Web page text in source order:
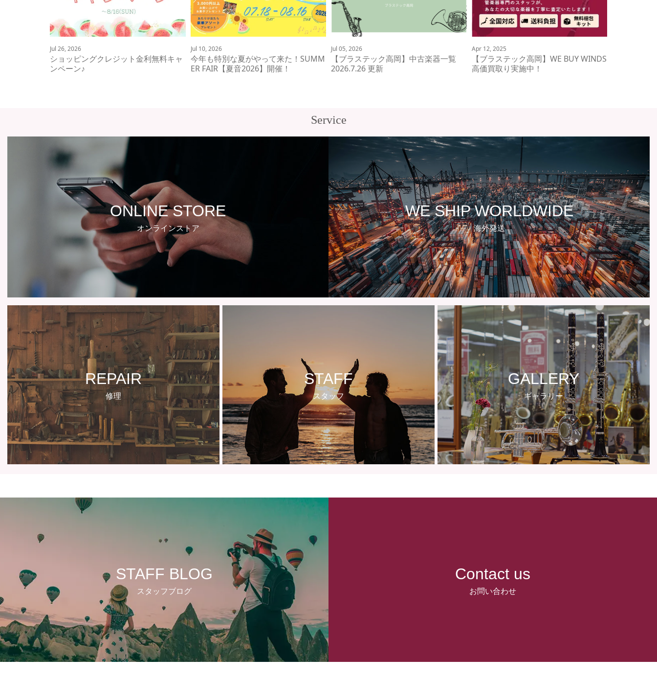
Jul 26, 2026
ショッピングクレジット金利無料キャ
ンペーン♪
Jul 10, 2026
今年も特別な夏がやって来た！SUMM
ER FAIR【夏音2026】開催！
Jul 05, 2026
【ブラステック高岡】中古楽器一覧
2026.7.26 更新
Apr 12, 2025
【ブラステック高岡】WE BUY WINDS
高価買取り実施中！
Service
ONLINE STORE
オンラインストア
WE SHIP WORLDWIDE
海外発送
REPAIR
修理
STAFF
スタッフ
GALLERY
ギャラリー
STAFF BLOG
スタッフブログ
Contact us
お問い合わせ